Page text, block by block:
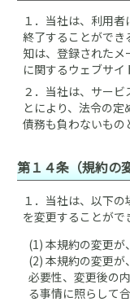
１． 当社は、利用者
終了することができ
知は、登録された
に関するウェブサイ
２． 当社は、サービ
とにより、法令の
債務も負わないもの
第１４条（規約の
１． 当社は、以下
を変更することがで
(1) 本規約の変更が
(2) 本規約の変更が
必要性、変更後の
る事情に照らして